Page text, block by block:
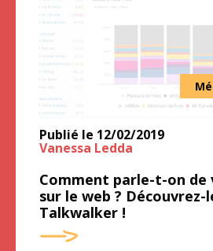
Publié le 12/02/2019
Vanessa Ledda
Comment parle-t-on de
sur le web ? Découvrez-
Talkwalker !